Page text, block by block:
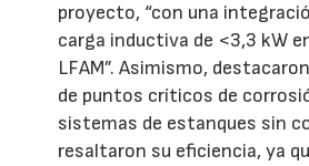
proyecto, “con una
carga inductiva de <3,3 kW
LFAM”. Asimismo,
de puntos críticos de
sistemas de estanques sin
resaltaron su eficiencia, ya